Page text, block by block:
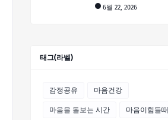
6월 22, 2026
태그(라벨)
감정공유 마음건강
마음을 돌보는 시간 마음이힘들때